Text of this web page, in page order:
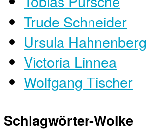
Trude Schneider
Ursula Hahnenberg
Victoria Linnea
Wolfgang Tischer
Schlagwörter-Wolke